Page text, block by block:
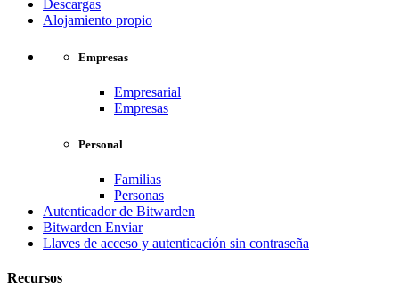
Descargas
Alojamiento propio
Empresas
Empresarial
Empresas
Personal
Familias
Personas
Autenticador de Bitwarden
Bitwarden Enviar
Llaves de acceso y autenticación sin contraseña
Recursos